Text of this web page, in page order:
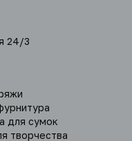
для сумок
творчества
24/3